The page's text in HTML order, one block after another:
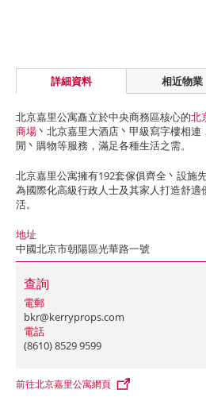
詳細資料 相近物業
北京嘉里公寓矗立於中央商務區核心的北
商場丶北京嘉里大酒店丶甲級寫字樓相
閒丶購物等服務，滿足各種生活之需。
北京嘉里公寓擁有192套傢俱齊全丶設施
為國際化高級行政人士及其家人打造舒適
活。
地址
中國北京市朝陽區光華路一號
查詢
電郵
bkr@kerryprops.com
電話
(8610) 8529 9599
前往北京嘉里公寓網頁